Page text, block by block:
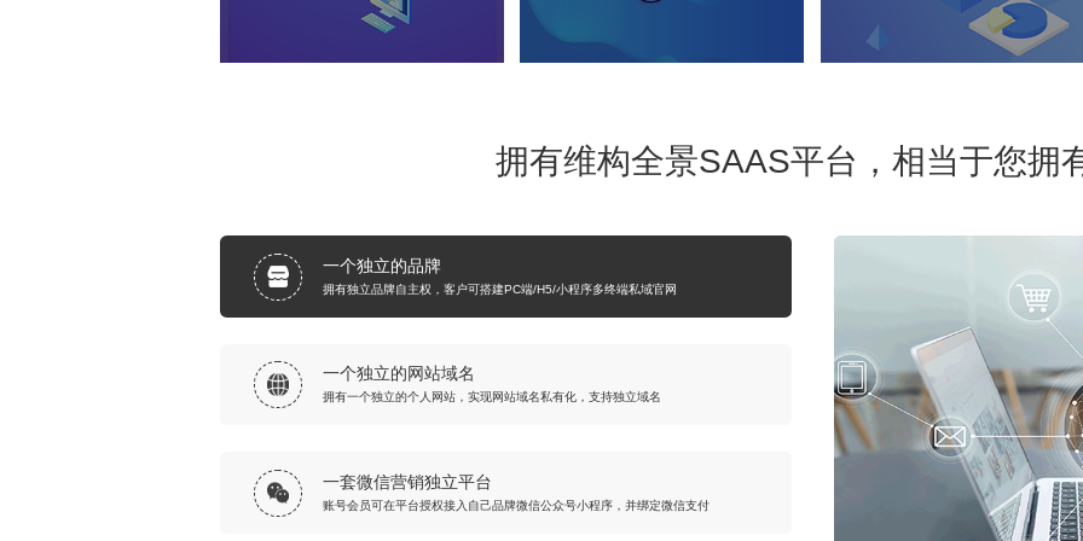
拥有维构全景SAAS平台，相当于您拥
一个独立的品牌
拥有独立品牌自主权，客户可搭建PC端/H5/小程序多终端私域官网
一个独立的网站域名
拥有一个独立的个人网站，实现网站域名私有化，支持独立域名
一套微信营销独立平台
账号会员可在平台授权接入自己品牌微信公众号小程序，并绑定微信支付